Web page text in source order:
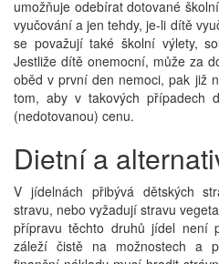
umožňuje odebírat dotované
vyučování a jen tehdy, je-li dítě
se považují také školní výlety,
Jestliže dítě onemocní, může za
oběd v první den nemoci, pak již
tom, aby v takových případech
(nedotovanou) cenu.
Dietní a
V jídelnách přibývá dětských
stravu, nebo vyžadují stravu
přípravu těchto druhů jídel není
záleží čistě na možnostech a